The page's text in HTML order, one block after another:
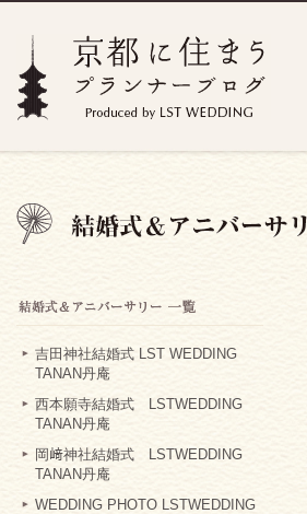
吉田神社結婚式 LST WEDDING
TANAN丹庵
西本願寺結婚式 LSTWEDDING
TANAN丹庵
岡﨑神社結婚式 LSTWEDDING
TANAN丹庵
WEDDING PHOTO LSTWEDDING